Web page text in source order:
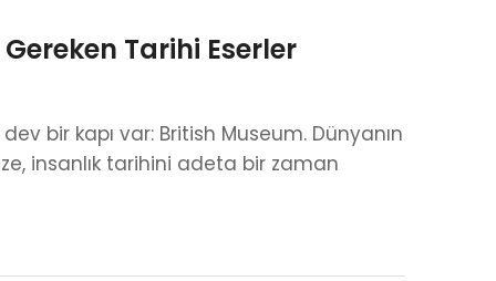
Tarihi Eserler
bir kapı var: British Museum. Dünyanın
insanlık tarihini adeta bir zaman